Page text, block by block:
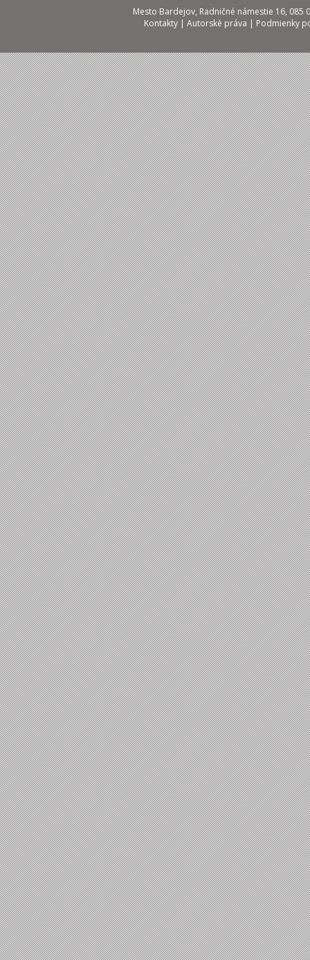
Mesto Bardejov, Radničné námestie 16, 085
Kontakty | Autorské práva | Podmienky